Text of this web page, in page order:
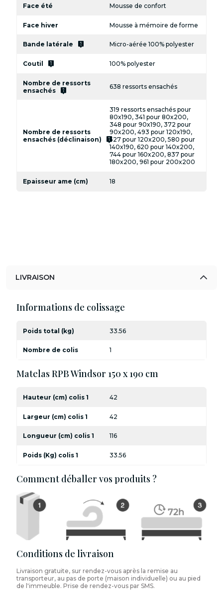
Face été Mousse de confort
Face hiver Mousse à mémoire de forme
Bande latérale live_help Micro-aérée 100% polyester
Coutil live_help 100% polyester
Nombre de ressorts
ensachés
live_help 638 ressorts ensachés
Nombre de ressorts
ensachés (déclinaison)
live_help
319 ressorts ensachés pour
80x190, 341 pour 80x200,
348 pour 90x190, 372 pour
90x200, 493 pour 120x190,
527 pour 120x200, 580 pour
140x190, 620 pour 140x200,
744 pour 160x200, 837 pour
180x200, 961 pour 200x200
Epaisseur ame (cm) 18
LIVRAISON
Informations de colissage
Poids total (kg) 33.56
Nombre de colis 1
Matelas RPB Windsor 150 x 190 cm
Hauteur (cm) colis 1 42
Largeur (cm) colis 1 42
Longueur (cm) colis 1 116
Poids (Kg) colis 1 33.56
Comment déballer vos produits ?
Conditions de livraison
Livraison gratuite, sur rendez-vous après la remise au
transporteur, au pas de porte (maison individuelle) ou au pied
de l'immeuble. Prise de rendez-vous par SMS.